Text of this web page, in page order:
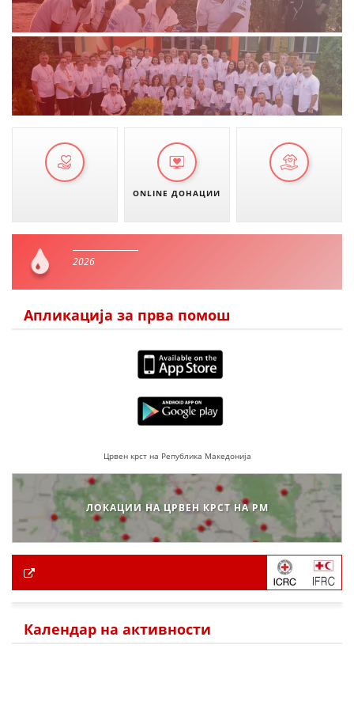
ONLINE ДОНАЦИИ
2026
Апликација за прва помош
Црвен крст на Република Македонија
ЛОКАЦИИ НА ЦРВЕН КРСТ НА РМ
Календар на активности